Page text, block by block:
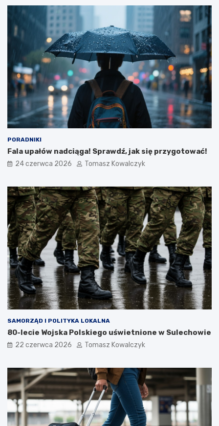
PORADNIKI
Fala upałów nadciąga! Sprawdź, jak się przygotować!
24 czerwca 2026 Tomasz Kowalczyk
SAMORZĄD I POLITYKA LOKALNA
80-lecie Wojska Polskiego uświetnione w Sulechowie
22 czerwca 2026 Tomasz Kowalczyk